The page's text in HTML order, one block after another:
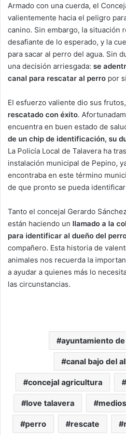
Armado con una cuerda, el
valientemente hacia el peligro
canino. Sin embargo, la situación
desafiante de lo esperado, y la
para sacar al perro del agua. Sin
una decisión arriesgada: se
canal para rescatar al perro por
El esfuerzo valiente dio sus
rescatado con éxito.
encuentra en buen estado de
de un chip de identificación, su
La Policía Local de Talavera ha
instalación municipal de Pepino,
encontraba en este término
de que pronto se pueda
Tanto el concejal Gerardo
están haciendo un llamado a la
para identificar al dueño del
compañero. Esta historia de
animales nos recuerda la
a ayudar a quienes más lo
las circunstancias.
ayuntamiento
canal bajo del
concejal agricultura
love talavera
perro rescate